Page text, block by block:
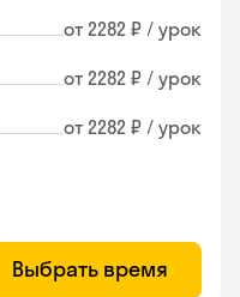
от 2282 ₽ / урок
от 2282 ₽ / урок
от 2282 ₽ / урок
Выбрать время